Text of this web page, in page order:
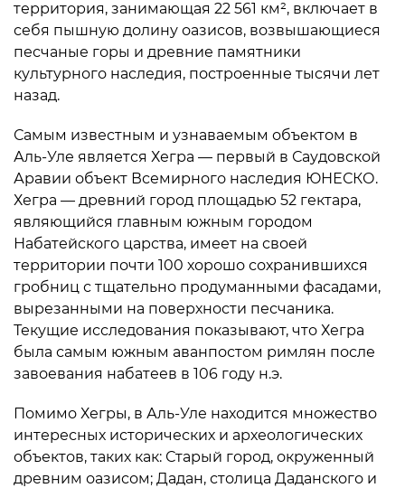
территория, занимающая 22 561 км², включает в
себя пышную долину оазисов, возвышающиеся
песчаные горы и древние памятники
культурного наследия, построенные тысячи лет
назад.
Самым известным и узнаваемым объектом в
Аль-Уле является Хегра — первый в Саудовской
Аравии объект Всемирного наследия ЮНЕСКО.
Хегра — древний город площадью 52 гектара,
являющийся главным южным городом
Набатейского царства, имеет на своей
территории почти 100 хорошо сохранившихся
гробниц с тщательно продуманными фасадами,
вырезанными на поверхности песчаника.
Текущие исследования показывают, что Хегра
была самым южным аванпостом римлян после
завоевания набатеев в 106 году н.э.
Помимо Хегры, в Аль-Уле находится множество
интересных исторических и археологических
объектов, таких как: Старый город, окруженный
древним оазисом; Дадан, столица Даданского и